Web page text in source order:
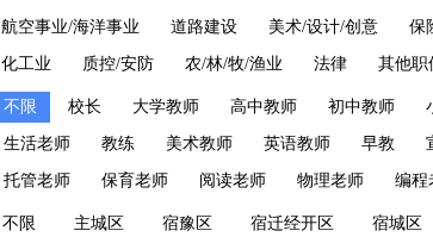
航空事业/海洋事业 道路建设 美术/设计/创意 保
化工业 质控/安防 农/林/牧/渔业 法律 其他职
不限 校长 大学教师 高中教师 初中教师
生活老师 教练 美术教师 英语教师 早教
托管老师 保育老师 阅读老师 物理老师 编程
不限 主城区 宿豫区 宿迁经开区 宿城区